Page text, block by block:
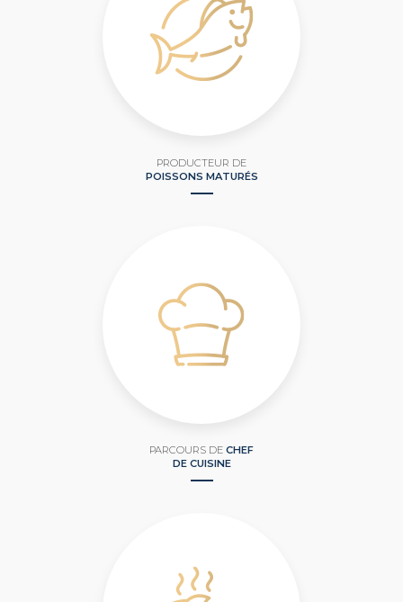
PRODUCTEUR DE
POISSONS MATURÉS
PARCOURS DE CHEF
DE CUISINE